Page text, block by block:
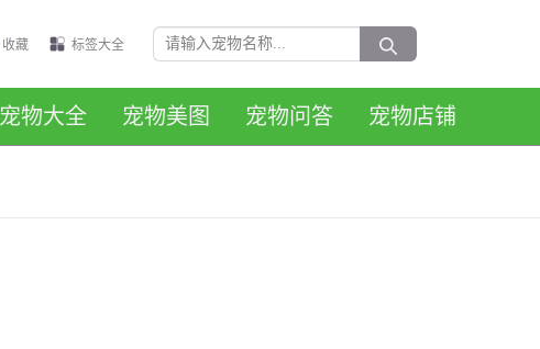
收藏 标签大全
宠物大全 宠物美图 宠物问答 宠物店铺